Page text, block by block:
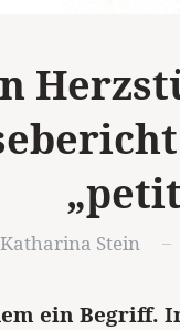
Stein
ein Begriff.